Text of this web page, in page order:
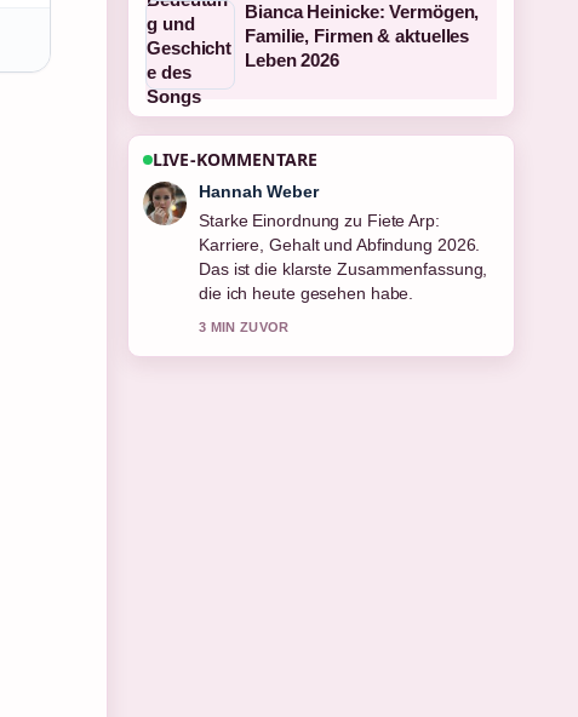
Bianca Heinicke: Vermögen,
Familie, Firmen & aktuelles
Leben 2026
LIVE-KOMMENTARE
Tim Vogel
Verfolge Regina Halmich: Beziehung,
Wohnort, Nase und Leben... genau –
schaetze den ausgewogenen Ton hier.
5 MIN ZUVOR